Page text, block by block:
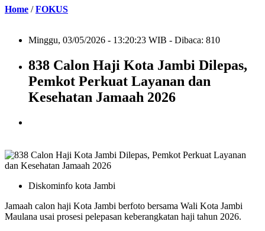
Home /FOKUS
Minggu, 03/05/2026 - 13:20:23 WIB - Dibaca: 810
838 Calon Haji Kota Jambi Dilepas,
Pemkot Perkuat Layanan dan
Kesehatan Jamaah 2026
Diskominfo kota Jambi
Jamaah calon haji Kota Jambi berfoto bersama Wali Kota Jambi
Maulana usai prosesi pelepasan keberangkatan haji tahun 2026.